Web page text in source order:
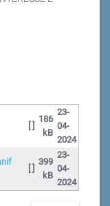
186
kB
23-
04-
2024
399
kB
23-
04-
2024